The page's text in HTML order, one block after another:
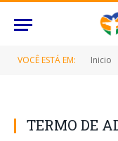
VOCÊ ESTÁ EM: Inicio
TERMO DE